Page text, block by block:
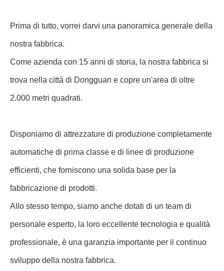
Prima di tutto, vorrei darvi una panoramica generale della
nostra fabbrica.
Come azienda con 15 anni di storia, la nostra fabbrica si
trova nella città di Dongguan e copre un'area di oltre
2.000 metri quadrati.
Disponiamo di attrezzature di produzione completamente
automatiche di prima classe e di linee di produzione
efficienti, che forniscono una solida base per la
fabbricazione di prodotti.
Allo stesso tempo, siamo anche dotati di un team di
personale esperto, la loro eccellente tecnologia e qualità
professionale, è una garanzia importante per il continuo
sviluppo della nostra fabbrica.